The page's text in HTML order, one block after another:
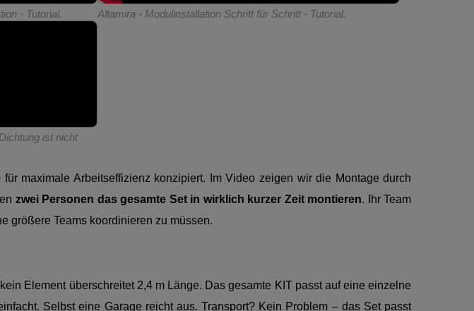
- Tutorial. Altamira - Modulinstallation Schritt für Schritt - Tutorial.
ist nicht
für maximale Arbeitseffizienz konzipiert. Im Video zeigen wir die Montage durch
zwei Personen das gesamte Set in wirklich kurzer Zeit montieren. Ihr Team
größere Teams koordinieren zu müssen.
Element überschreitet 2,4 m Länge. Das gesamte KIT passt auf eine einzelne
Selbst eine Garage reicht aus. Transport? Kein Problem – das Set passt